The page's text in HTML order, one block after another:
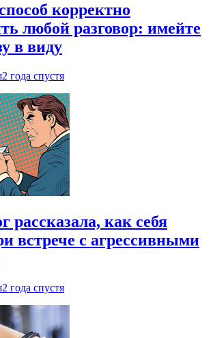
корректно
любой разговор: имейте
в виду
2 года спустя
рассказала, как себя
встрече с агрессивными
2 года спустя